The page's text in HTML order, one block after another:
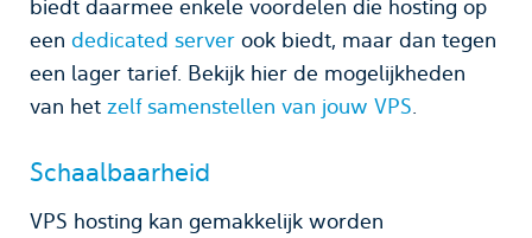
biedt daarmee enkele voordelen die hosting op
een dedicated server ook biedt, maar dan tegen
een lager tarief. Bekijk hier de mogelijkheden
van het zelf samenstellen van jouw VPS
Schaalbaarheid
VPS hosting kan gemakkelijk worden